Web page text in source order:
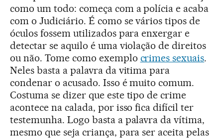
como um todo: começa com a polícia e acaba
com o Judiciário. É como se vários tipos de
óculos fossem utilizados para enxergar e
detectar se aquilo é uma violação de direitos
ou não. Tome como exemplo crimes sexuais.
Neles basta a palavra da vitima para
condenar o acusado. Isso é muito comum.
Costuma se dizer que este tipo de crime
acontece na calada, por isso fica difícil ter
testemunha. Logo basta a palavra da vítima,
mesmo que seja criança, para ser aceita pelas